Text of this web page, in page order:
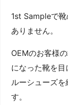
1st Sampleで
ありません。
OEMのお客様
になった靴を
ルーシューズ
す。